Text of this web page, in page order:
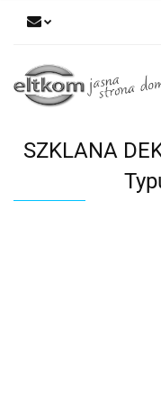
SZKLANA